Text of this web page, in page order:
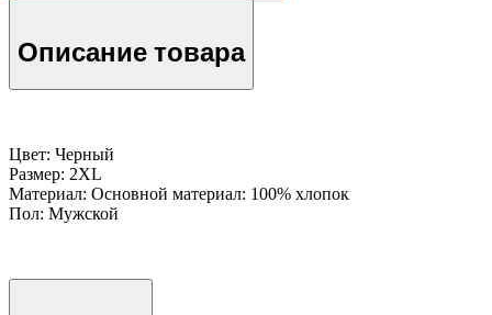
Описание товара
Цвет: Черный
Размер: 2XL
Материал: Основной материал: 100% хлопок
Пол: Мужской